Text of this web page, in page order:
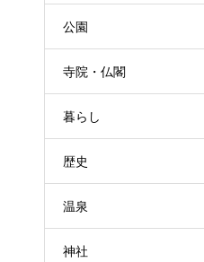
公園
寺院・仏閣
暮らし
歴史
温泉
神社